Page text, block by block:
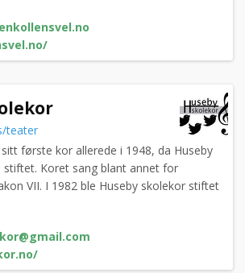
teater
første kor allerede i 1948, da Huseby
stiftet. Koret sang blant annet for
VII. I 1982 ble Huseby skolekor stiftet
7. klasse.